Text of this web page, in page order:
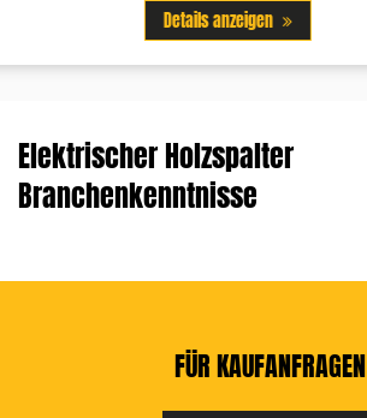
Elektrischer Holzspalter
Branchenkenntnisse
FÜR KAUFANFRAGEN